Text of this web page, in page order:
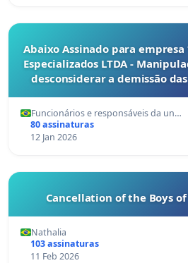
Abaixo Assinado para
Especializados LTDA -
desconsiderar a demissão
Pires
Funcionários e responsáveis da un…
80 assinaturas
12 Jan 2026
Cancellation of the Boys
Nathalia
103 assinaturas
11 Feb 2026